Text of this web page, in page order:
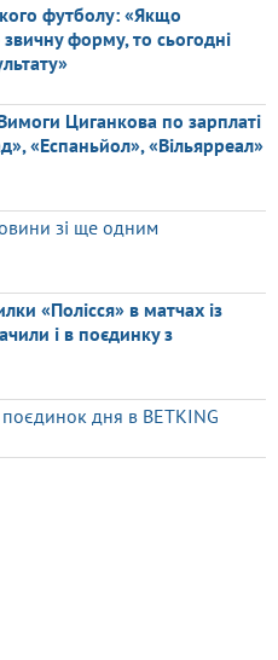
футболу: «Якщо
форму, то сьогодні
Циганкова по зарплаті
«Еспаньйол», «Вільярреал»
зі ще одним
«Полісся» в матчах із
і в поєдинку з
дня в BETKING